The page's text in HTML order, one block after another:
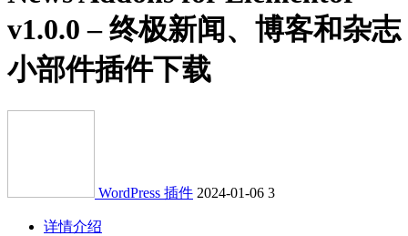
v1.0.0 – 终极新闻、博客和杂志
小部件插件下载
WordPress 插件 2024-01-06 3
详情介绍